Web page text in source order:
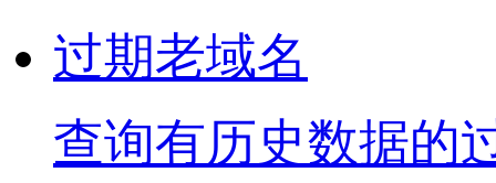
过期老域名
查询有历史数据的